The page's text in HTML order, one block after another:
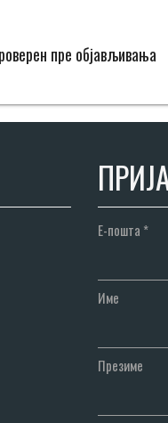
пре објављивања
Е-пошта *
Име
Презиме